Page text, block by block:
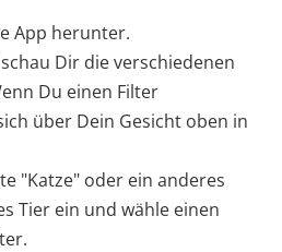
App herunter.
Dir die verschiedenen
Du einen Filter
über Dein Gesicht oben in
"Katze" oder ein anderes
Tier ein und wähle einen